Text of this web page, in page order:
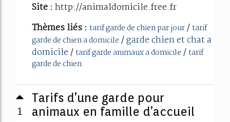
Site : http://animaldomicile.free.fr
Thèmes liés : tarif garde de chien par jour/ tarif
garde de chien a domicile /garde chien et chat a
domicile/ tarif garde animaux a domicile / tarif
garde de chien
1
Tarifs d’une garde pour
animaux en famille d’accueil